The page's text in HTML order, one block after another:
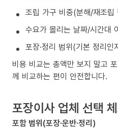
조립 가구 비중(분해/재조립
수요가 몰리는 날짜/시간대
포장·정리 범위(기본 정리
비용 비교는 총액만 보지 말고
께 비교하는 편이 안전합니다.
포장이사 업체 선택
포함 범위(포장·운반·정리)